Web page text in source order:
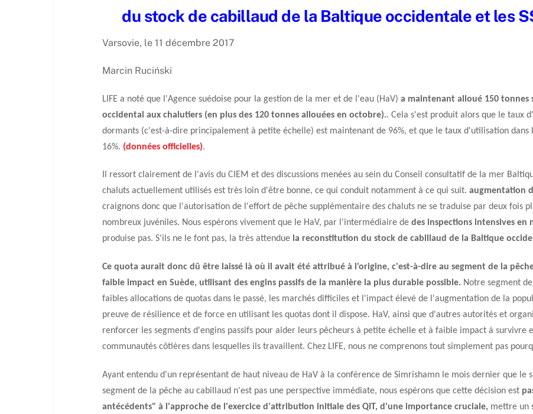
du stock de cabillaud de la Baltique occidentale et les
Varsovie, le 11 décembre 2017
Marcin Ruciński
LIFE a noté que l'Agence suédoise pour la gestion de la mer et de l'eau (HaV)a maintenant alloué 150 tonnes
occidental aux chalutiers (en plus des 120 tonnes allouées en octobre).. Cela s'est produit alors que le taux
dormants (c'est-à-dire principalement à petite échelle) est maintenant de 96%, et que le taux d'utilisation
16%. (données officielles).
Il ressort clairement de l'avis du CIEM et des discussions menées au sein du Conseil consultatif de la mer
chaluts actuellement utilisés est très loin d'être bonne, ce qui conduit notamment à ce qui suit.augmentation
craignons donc que l'autorisation de l'effort de pêche supplémentaire des chaluts ne se traduise par deux fois
nombreux juvéniles. Nous espérons vivement que le HaV, par l'intermédiaire dedes inspections intensives en
produise pas. S'ils ne le font pas, la très attendue la reconstitution du stock de cabillaud de la Baltique
Ce quota aurait donc dû être laissé là où il avait été attribué à l'origine, c'est-à-dire au segment de la
faible impact en Suède, utilisant des engins passifs de la manière la plus durable possible. Notre segment
faibles allocations de quotas dans le passé, les marchés difficiles et l'impact élevé de l'augmentation de la
preuve de résilience et de force en utilisant les quotas dont il dispose. HaV, ainsi que d'autres autorités et
renforcer les segments d'engins passifs pour aider leurs pêcheurs à petite échelle et à faible impact à survivre
communautés côtières dans lesquelles ils travaillent. Chez LIFE, nous ne comprenons tout simplement pas
Ayant entendu d'un représentant de haut niveau de HaV à la conférence de Simrishamn le mois dernier que le
segment de la pêche au cabillaud n'est pas une perspective immédiate, nous espérons que cette décision est
antécédents" à l'approche de l'exercice d'attribution initiale des QIT, d'une importance cruciale, mettre un